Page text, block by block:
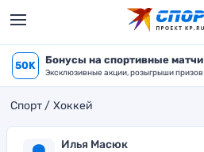
50K Бонусы на спортивные матчи
Эксклюзивные акции, розыгрыши призов
Спорт Хоккей
Илья Масюк